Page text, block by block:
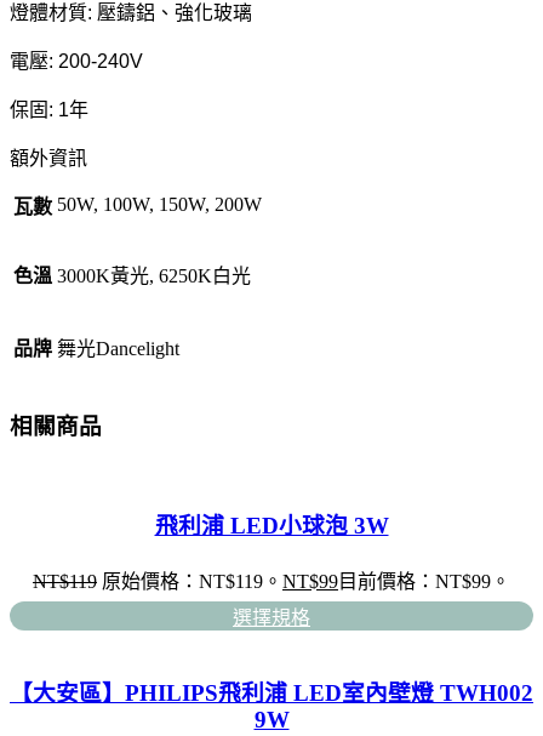
燈體材質: 壓鑄鋁、強化玻璃
電壓: 200-240V
保固: 1年
額外資訊
瓦數 50W, 100W, 150W, 200W
色溫 3000K黃光, 6250K白光
品牌 舞光Dancelight
相關商品
飛利浦 LED小球泡 3W
NT$119 原始價格：NT$119。 NT$99目前價格：NT$99。
選擇規格
【大安區】PHILIPS飛利浦 LED室內壁燈 TWH002
9W